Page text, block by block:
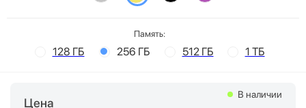
Память:
128 ГБ 256 ГБ 512 ГБ 1 ТБ
Цена
В наличии